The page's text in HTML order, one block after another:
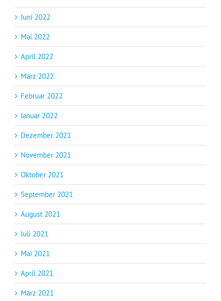
Juni 2022
Mai 2022
April 2022
März 2022
Februar 2022
Januar 2022
Dezember 2021
November 2021
Oktober 2021
September 2021
August 2021
Juli 2021
Mai 2021
April 2021
März 2021